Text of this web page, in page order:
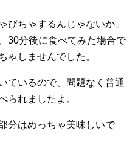
びちゃするんじゃないか」
30分後に食べてみた場合で
ゃしませんでした。
ているので、問題なく普通
られましたよ。
分はめっちゃ美味しいで